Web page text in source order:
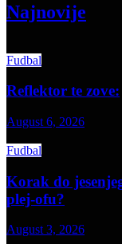
Najnovije
Fudbal
Reflektor te zove:
August 6, 2026
Fudbal
Korak do
plej-ofu?
August 3, 2026